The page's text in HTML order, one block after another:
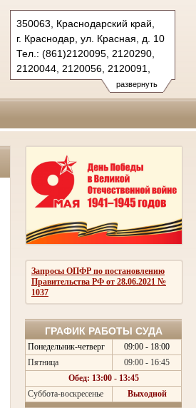
развернуть
350063, Краснодарский край,
г. Краснодар, ул. Красная, д. 10
Тел.: (861)2120095, 2120290,
2120044, 2120056, 2120091,
2683150(ф.)
kubansud@sudrf.ru
Запросы ОПФР по постановлению
Правительства РФ от 28.06.2021 №
1037
ГРАФИК РАБОТЫ СУДА
Понедельник-четверг
09:00 - 18:00
Пятница
09:00 - 16:45
Обед: 13:00 - 13:45
Суббота-воскресенье
Выходной